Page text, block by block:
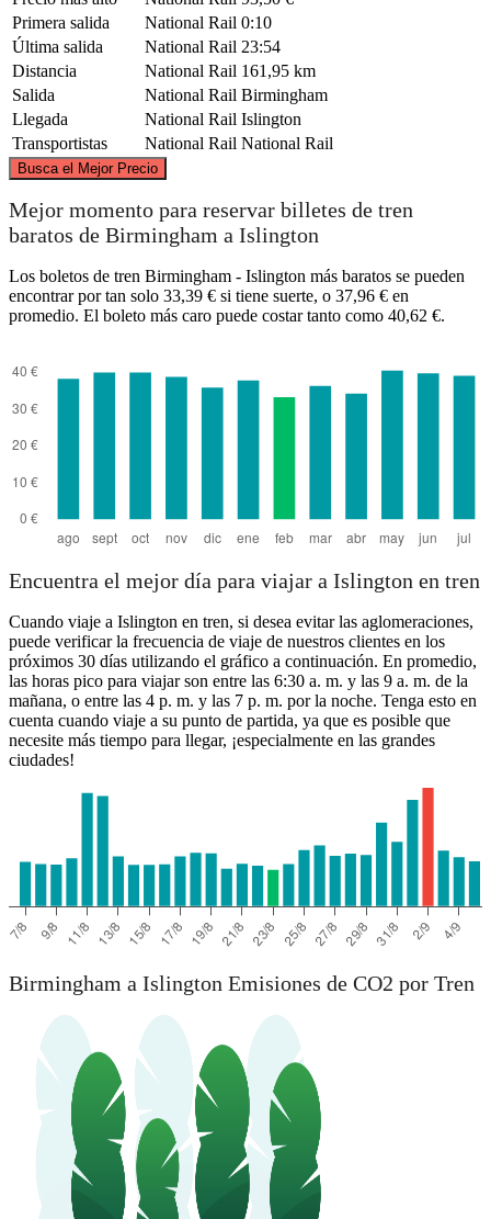
Primera salida
National Rail 0:10
Última salida
National Rail 23:54
Distancia
National Rail 161,95 km
Salida
National Rail Birmingham
Llegada
National Rail Islington
Transportistas
National Rail National Rail
Busca el Mejor Precio
©CARTO, ©OpenStreetMap
Mejor momento para reservar billetes de tren
baratos de Birmingham a Islington
Los boletos de tren Birmingham - Islington más baratos se pueden
encontrar por tan solo 33,39 € si tiene suerte, o 37,96 € en
promedio. El boleto más caro puede costar tanto como 40,62 €.
Encuentra el mejor día para viajar a Islington en tren
Cuando viaje a Islington en tren, si desea evitar las aglomeraciones,
puede verificar la frecuencia de viaje de nuestros clientes en los
próximos 30 días utilizando el gráfico a continuación. En promedio,
las horas pico para viajar son entre las 6:30 a. m. y las 9 a. m. de la
mañana, o entre las 4 p. m. y las 7 p. m. por la noche. Tenga esto en
cuenta cuando viaje a su punto de partida, ya que es posible que
necesite más tiempo para llegar, ¡especialmente en las grandes
ciudades!
Birmingham a Islington Emisiones de CO2 por Tren